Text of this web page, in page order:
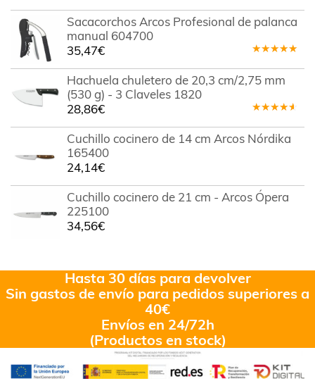
Sacacorchos Arcos Profesional de palanca
manual 604700
en5.00de
5
35,47€
Hachuela chuletero de 20,3 cm/2,75 mm
(530 g) - 3 Claveles 1820
en4.00
de 5
28,86€
Cuchillo cocinero de 14 cm Arcos Nórdika
165400
24,14€
Cuchillo cocinero de 21 cm - Arcos Ópera
225100
34,56€
Hasta 30 días para devolver
Sin gastos de envío para pedidos superiores a
40€
Envíos en 24/72h
(Productos en stock)